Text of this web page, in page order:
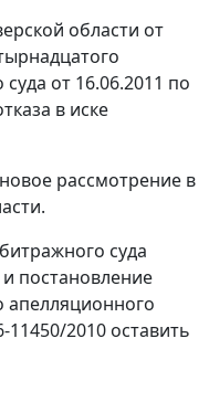
области от
от 16.06.2011 по
в иске
рассмотрение в
суда
постановление
апелляционного
11450/2010 оставить